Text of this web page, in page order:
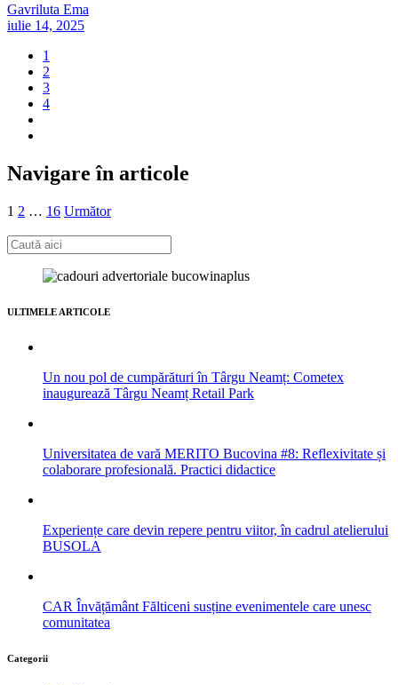
Gavriluta Ema
iulie 14, 2025
1
2
3
4
Navigare în articole
1 2 … 16 Următor
ULTIMELE ARTICOLE
Un nou pol de cumpărături în Târgu Neamț: Cometex
inaugurează Târgu Neamț Retail Park
Universitatea de vară MERITO Bucovina #8: Reflexivitate și
colaborare profesională. Practici didactice
Experiențe care devin repere pentru viitor, în cadrul atelierului
BUSOLA
CAR Învățământ Fălticeni susține evenimentele care unesc
comunitatea
Categorii